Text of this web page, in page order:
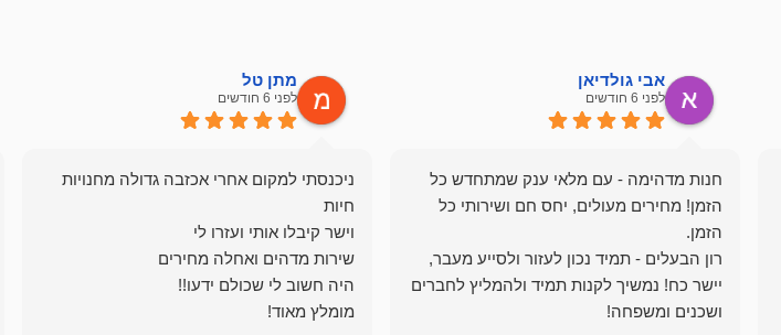
אבי גולדיאן
לפני 6 חודשים
חנות מדהימה - עם מלאי ענק שמתחדש כל
הזמן! מחירים מעולים, יחס חם ושירותי כל
רון הבעלים - תמיד נכון לעזור ולסייע מעבר,
יישר כח! נמשיך לקנות תמיד ולהמליץ לחברים
ושכנים ומשפחה!
מתן טל
לפני 6 חודשים
ניכנסתי למקום אחרי אכזבה גדולה מחנויות
מומלץ מאוד!